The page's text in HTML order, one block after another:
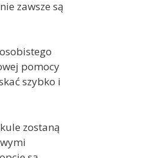
zawsze są
pomocy
szybko i
zostaną